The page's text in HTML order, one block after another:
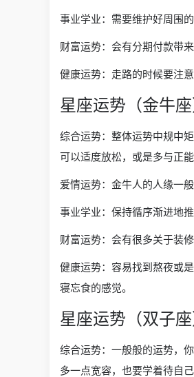
事业学业：需要维护好周围
财富运势：会有分期付款带
健康运势：走路的时候要注
星座运势（金牛座
综合运势：整体运势中规中
可以适度放松，或是多与正能
爱情运势：金牛人的人缘一
事业学业：保持循序渐进地
财富运势：会有很多关于装
健康运势：容易找到熬夜或
寝忘食的感觉。
星座运势（双子座
综合运势：一般般的运势，
多一点宽容，也要学着待自己